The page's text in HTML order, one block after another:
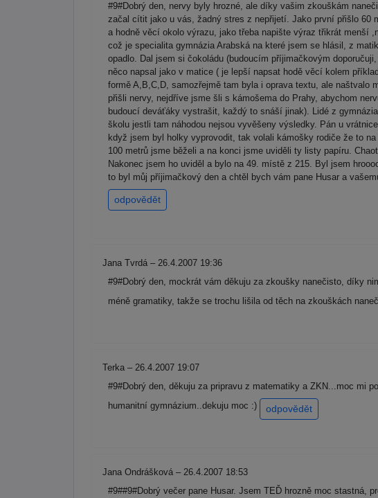
#9#Dobrý den, nervy byly hrozné, ale díky vašim zkouškám
začal cítit jako u vás, žadný stres z nepřijetí. Jako první přišlo 60
a hodně věcí okolo výrazu, jako třeba napište výraz třikrát menší
což je specialita gymnázia Arabská na které jsem se hlásil, z
opadlo. Dal jsem si čokoládu (budoucím příjimačkovým
něco napsal jako v matice ( je lepší napsat hodě věcí kolem
formě A,B,C,D, samozřejmě tam byla i oprava textu, ale
přišli nervy, nejdříve jsme šli s kámošema do Prahy, abychom
budoucí deváťáky vystrašit, každý to snáší jinak). Lidé z
školu jestli tam náhodou nejsou vyvěšeny výsledky. Pán u
když jsem byl holky vyprovodit, tak volali kámošky rodiče že to
100 metrů jsme běželi a na konci jsme uviděli ty listy papíru.
Nakonec jsem ho uviděl a bylo na 49. místě z 215. Byl jsem
to byl můj příjimačkový den a chtěl bych vám pane Husar a
odpovědět
Jana Tvrdá – 26.4.2007 19:36
#9#Dobrý den, mockrát vám děkuju za zkoušky nanečisto, díky
méně gramatiky, takže se trochu lišila od těch na zkouškách
Terka – 26.4.2007 19:07
#9#Dobrý den, děkuju za pripravu z matematiky a ZKN...moc mi
humanitní gymnázium..dekuju moc :)
odpovědět
Jana Ondrášková – 26.4.2007 18:53
#9##9#Dobrý večer pane Husar. Jsem TEĎ hrozně moc stastná,